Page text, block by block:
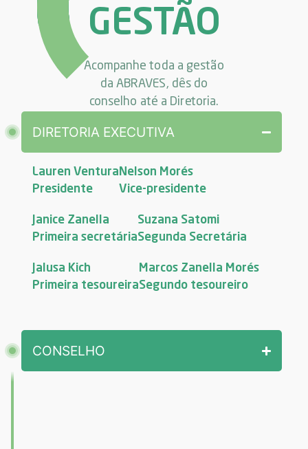
GESTÃO
Acompanhe toda a gestão
da ABRAVES, dês do
conselho até a Diretoria.
DIRETORIA EXECUTIVA
Lauren Ventura
Presidente
Nelson Morés
Vice-presidente
Janice Zanella
Primeira secretária
Suzana Satomi
Segunda Secretária
Jalusa Kich
Primeira tesoureira
Marcos Zanella Morés
Segundo tesoureiro
CONSELHO